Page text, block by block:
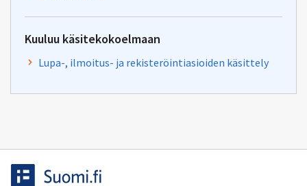
Kuuluu käsitekokoelmaan
Lupa-, ilmoitus- ja rekisteröintiasioiden käsittely